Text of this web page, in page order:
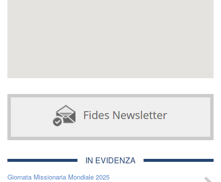
IN EVIDENZA
Giornata Missionaria Mondiale 2025